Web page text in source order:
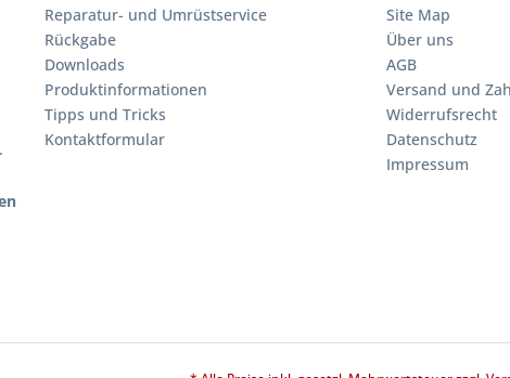
Reparatur- und Umrüstservice
Rückgabe
Downloads
Produktinformationen
Tipps und Tricks
Kontaktformular
Site Map
Über uns
AGB
Versand und
Widerrufsrecht
Datenschutz
Impressum